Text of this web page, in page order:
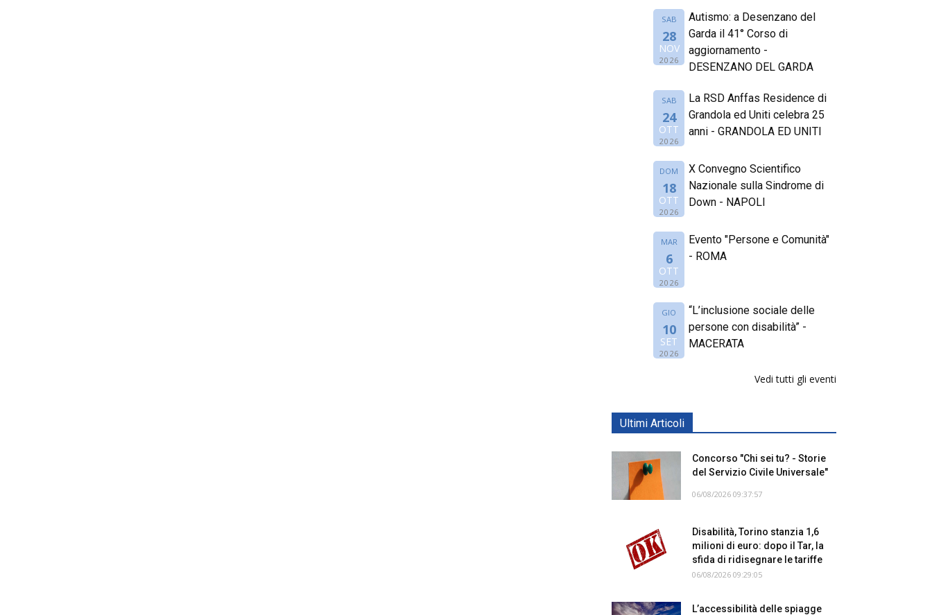
SAB
28
NOV
2026
Autismo: a Desenzano del
Garda il 41° Corso di
aggiornamento -
DESENZANO DEL GARDA
SAB
24
OTT
2026
La RSD Anffas Residence di
Grandola ed Uniti celebra 25
anni - GRANDOLA ED UNITI
DOM
18
OTT
2026
X Convegno Scientifico
Nazionale sulla Sindrome di
Down - NAPOLI
MAR
6
OTT
2026
Evento "Persone e Comunità"
- ROMA
GIO
10
SET
2026
“L’inclusione sociale delle
persone con disabilità” -
MACERATA
Vedi tutti gli eventi
Ultimi Articoli
Concorso "Chi sei tu? - Storie
del Servizio Civile Universale"
06/08/2026 09:37:57
Disabilità, Torino stanzia 1,6
milioni di euro: dopo il Tar, la
sfida di ridisegnare le tariffe
06/08/2026 09:29:05
L’accessibilità delle spiagge